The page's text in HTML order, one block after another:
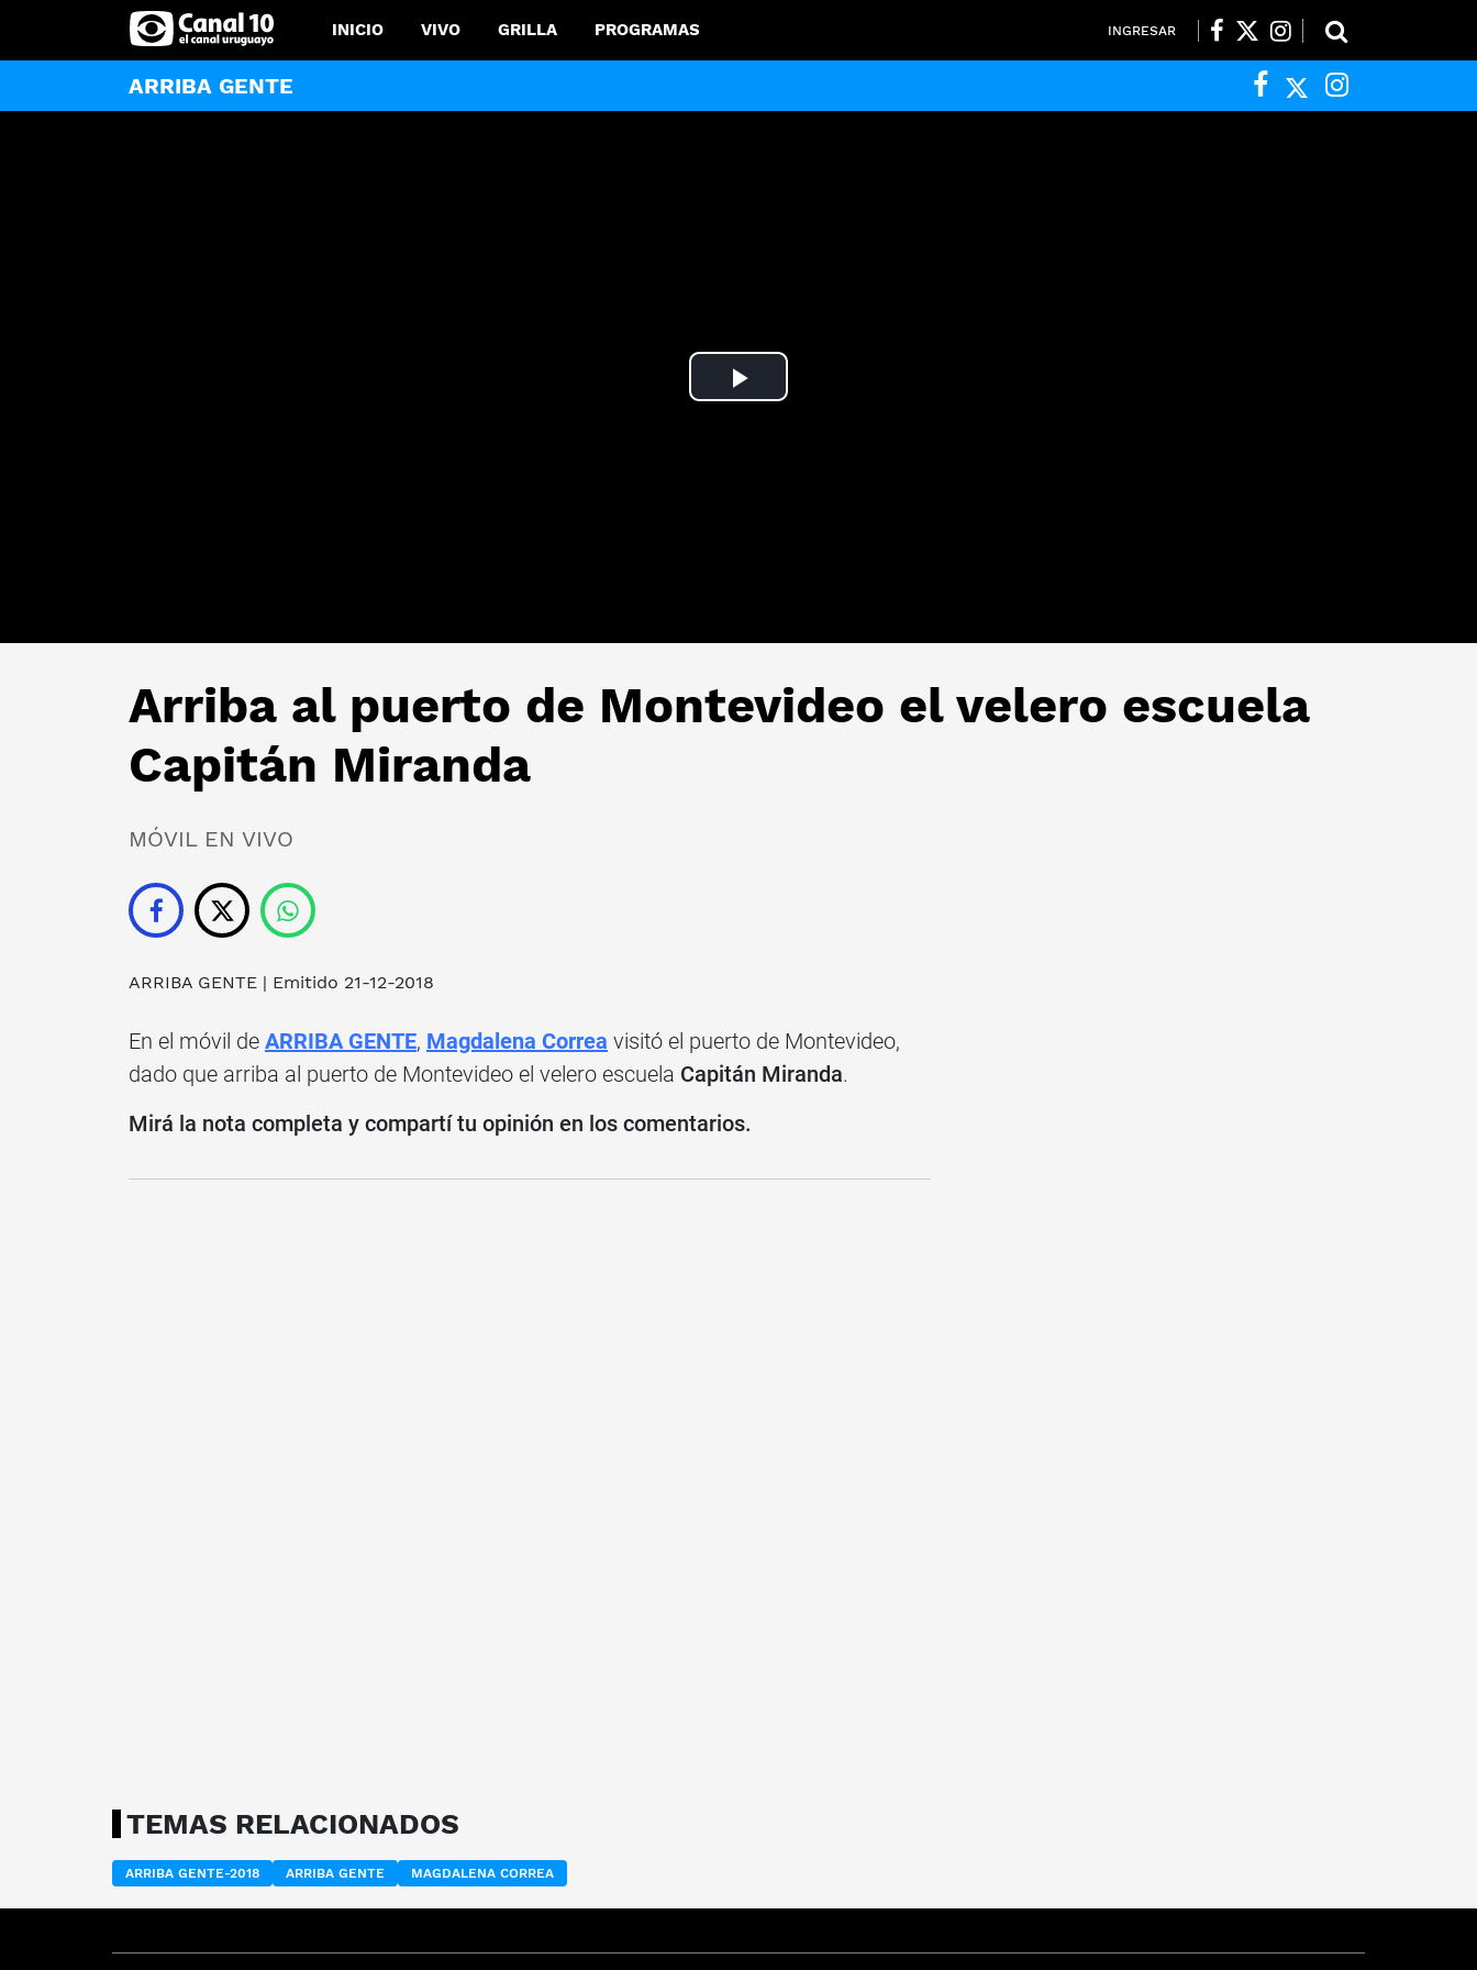
INICIO VIVO GRILLA PROGRAMAS INGRESAR
ARRIBA GENTE
Play
Arriba al puerto de Montevideo el velero escuela
Capitán Miranda
MÓVIL EN VIVO
ARRIBA GENTE | Emitido 21-12-2018
En el móvil de ARRIBA GENTE, Magdalena Correa visitó el puerto de Montevideo,
dado que arriba al puerto de Montevideo el velero escuela Capitán Miranda.
Mirá la nota completa y compartí tu opinión en los comentarios.
TEMAS RELACIONADOS
ARRIBA GENTE-2018 ARRIBA GENTE MAGDALENA CORREA